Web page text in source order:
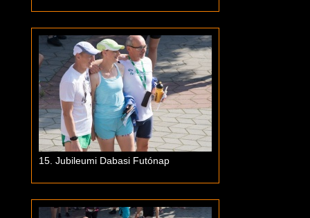
15. Jubileumi Dabasi Futónap